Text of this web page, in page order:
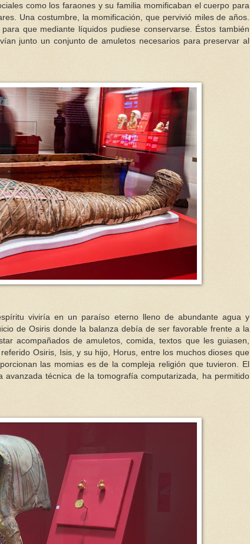
como los faraones y su familia momificaban el cuerpo para
Una costumbre, la momificación, que pervivió miles de años.
que mediante líquidos pudiese conservarse. Éstos también
junto un conjunto de amuletos necesarios para preservar al
viviría en un paraíso eterno lleno de abundante agua y
de Osiris donde la balanza debía de ser favorable frente a la
acompañados de amuletos, comida, textos que les guiasen,
Osiris, Isis, y su hijo, Horus, entre los muchos dioses que
las momias es de la compleja religión que tuvieron. El
técnica de la tomografía computarizada, ha permitido